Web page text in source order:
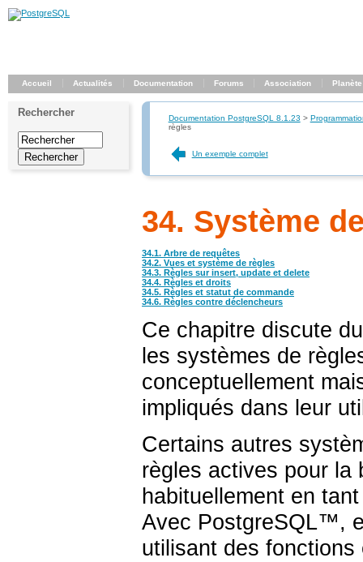
Accueil Actualités Documentation Forums Association Planète
Rechercher Documentation PostgreSQL 8.1.23 >
règles
Un exemple complet
34. Système
34.1. Arbre de requêtes
34.2. Vues et système de règles
34.3. Règles sur insert, update et delete
34.4. Règles et droits
34.5. Règles et statut de commande
34.6. Règles contre déclencheurs
Ce chapitre discute
les systèmes de
conceptuellement
impliqués dans leur
Certains autres
règles actives pour la
habituellement en
Avec PostgreSQL™,
utilisant des